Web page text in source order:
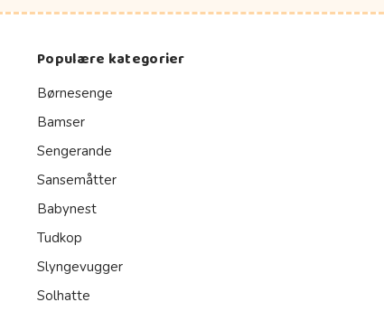
Populære kategorier
Børnesenge
Bamser
Sengerande
Sansemåtter
Babynest
Tudkop
Slyngevugger
Solhatte